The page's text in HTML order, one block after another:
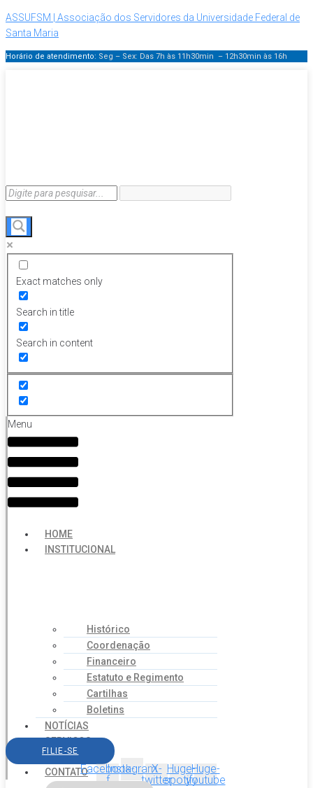
ASSUFSM | Associação dos Servidores da Universidade Federal de
Santa Maria
Horário de atendimento: Seg – Sex: Das 7h às 11h30min – 12h30min às 16h
Exact matches only
Search in title
Search in content
Menu
HOME
INSTITUCIONAL
Histórico
Coordenação
Financeiro
Estatuto e Regimento
Cartilhas
Boletins
NOTÍCIAS
SERVIÇOS
AGENDA
CONTATO
FILIE-SE
Facebook-
f
InstagramX-
twitter
Huge-
spotify
Huge-
youtube